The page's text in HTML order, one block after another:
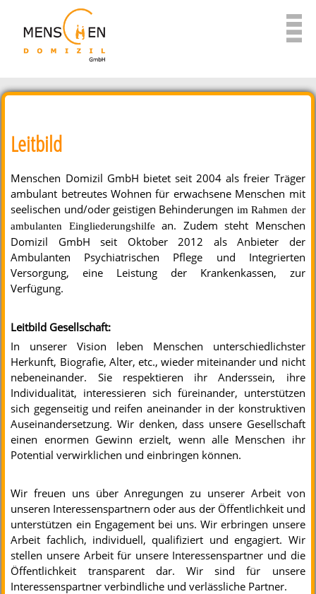
Leitbild
Menschen Domizil GmbH bietet seit 2004 als freier Träger
ambulant betreutes Wohnen für erwachsene Menschen mit
seelischen und/oder geistigen Behinderungen im Rahmen der
ambulanten Eingliederungshilfe
an. Zudem steht Menschen
Domizil GmbH seit Oktober 2012 als Anbieter der
Ambulanten Psychiatrischen Pflege und Integrierten
Versorgung, eine Leistung der Krankenkassen, zur
Verfügung.
Leitbild Gesellschaft:
In unserer Vision leben Menschen unterschiedlichster
Herkunft, Biografie, Alter, etc., wieder miteinander und nicht
nebeneinander. Sie respektieren ihr Anderssein, ihre
Individualität, interessieren sich füreinander, unterstützen
sich gegenseitig und reifen aneinander in der konstruktiven
Auseinandersetzung. Wir denken, dass unsere Gesellschaft
einen enormen Gewinn erzielt, wenn alle Menschen ihr
Potential verwirklichen und einbringen können.
Wir freuen uns über Anregungen zu unserer Arbeit von
unseren Interessenspartnern oder aus der Öffentlichkeit und
unterstützen ein Engagement bei uns. Wir erbringen unsere
Arbeit fachlich, individuell, qualifiziert und engagiert. Wir
stellen unsere Arbeit für unsere Interessenspartner und die
Öffentlichkeit transparent dar. Wir sind für unsere
Interessenspartner verbindliche und verlässliche Partner.